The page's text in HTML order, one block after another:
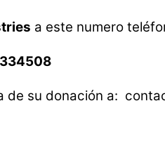
a este numero
de su donación a: